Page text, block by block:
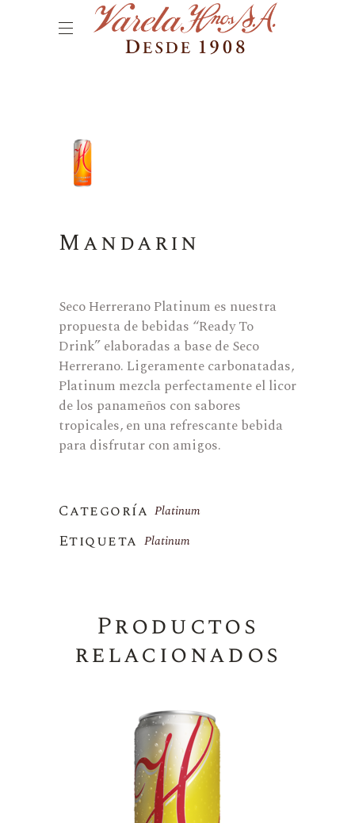
Mandarin
Seco Herrerano Platinum es nuestra
propuesta de bebidas “Ready To
Drink” elaboradas a base de Seco
Herrerano. Ligeramente carbonatadas,
Platinum mezcla perfectamente el licor
de los panameños con sabores
tropicales, en una refrescante bebida
para disfrutar con amigos.
Categoría Platinum
Etiqueta Platinum
Productos
relacionados